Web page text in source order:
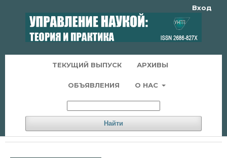
ТЕКУЩИЙ ВЫПУСК АРХИВЫ
ОБЪЯВЛЕНИЯ О НАС
Найти
Вход